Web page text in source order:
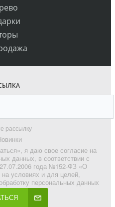
рассылку
я даю свое согласие на
данных, в соответствии с
года №152-ФЗ «О
условиях и для целей,
персональных данных